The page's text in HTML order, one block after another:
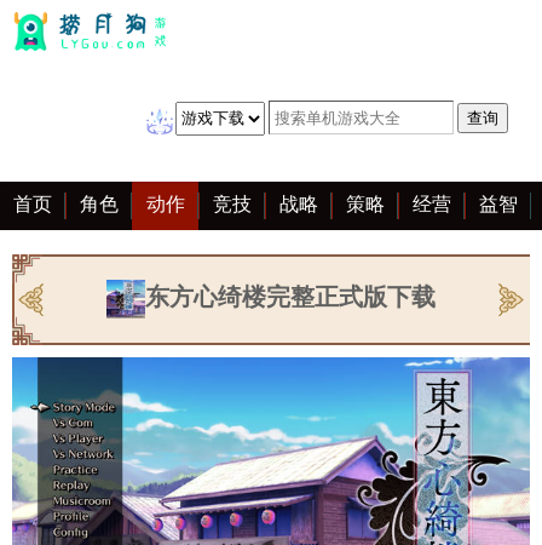
首页 角色 动作 竞技 战略 策略 经营 益智
冒险 棋牌 赛车 音乐 恋爱 单机 大全
东方心绮楼完整正式版下载